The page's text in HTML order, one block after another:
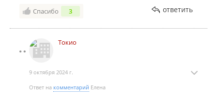
Спасибо 3 ответить
Токио
9 октября 2024 г.
Ответ на комментарий Елена